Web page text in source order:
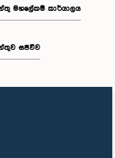
මහලේකම් කාර්යාලය
සජීවීව